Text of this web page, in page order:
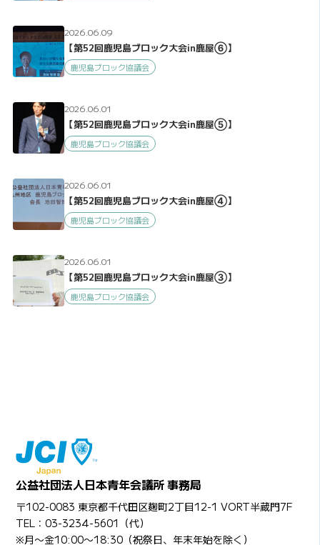
2026.06.09
【第52回鹿児島ブロック大会in鹿屋⑥】
鹿児島ブロック協議会
2026.06.01
【第52回鹿児島ブロック大会in鹿屋⑤】
鹿児島ブロック協議会
2026.06.01
【第52回鹿児島ブロック大会in鹿屋④】
鹿児島ブロック協議会
2026.06.01
【第52回鹿児島ブロック大会in鹿屋③】
鹿児島ブロック協議会
公益社団法人日本青年会議所 事務局
〒102-0083 東京都千代田区麹町2丁目12-1 VORT半蔵門7F
TEL：03-3234-5601（代）
※月〜金10:00〜18:30（祝祭日、年末年始を除く）